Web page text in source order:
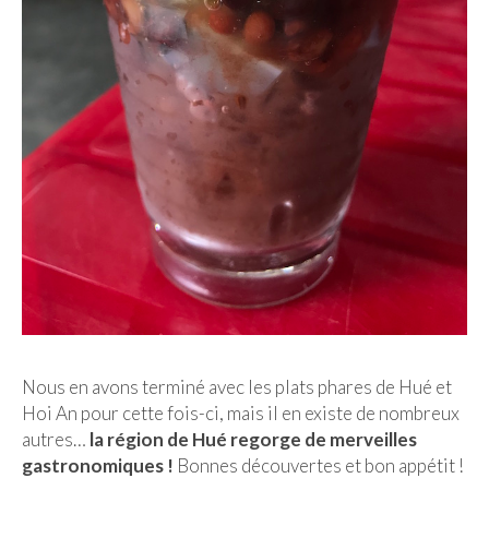
Nous en avons terminé avec les plats phares de Hué et
Hoi An pour cette fois-ci, mais il en existe de nombreux
autres… la région de Hué regorge de merveilles
gastronomiques ! Bonnes découvertes et bon appétit !